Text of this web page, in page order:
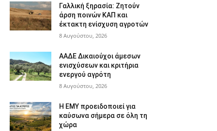
Γαλλική ξηρασία: Ζητούν
άρση ποινών ΚΑΠ και
έκτακτη ενίσχυση αγροτών
8 Αυγούστου, 2026
ΑΑΔΕ Δικαιούχοι άμεσων
ενισχύσεων και κριτήρια
ενεργού αγρότη
8 Αυγούστου, 2026
Η ΕΜΥ προειδοποιεί για
καύσωνα σήμερα σε όλη τη
χώρα